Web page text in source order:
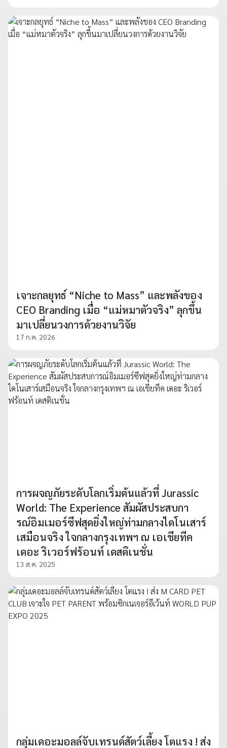
เจาะกลยุทธ์ “Niche to Mass” และพลังของ
CEO Branding เมื่อ “แม่หมาตัวจริง” ลุกขึ้น
มาเปลี่ยนวงการด้วยงานวิจัย
17 ก.ค. 2026
การผจญภัยระดับโลกเริ่มต้นแล้วที่ Jurassic
World: The Experience สัมผัสประสบกา
รณ์อิมเมอร์ซีฟสุดยิ่งใหญ่ท่ามกลางไดโนเสาร์
เสมือนจริง ใจกลางกรุงเทพฯ ณ เอเชียทีค
เดอะ ริเวอร์ฟร้อนท์ เดสติเนชั่น
13 ส.ค. 2025
กลุ่มเดอะมอลล์จับเทรนด์สัตว์เลี้ยง โตแรง ! ส่ง